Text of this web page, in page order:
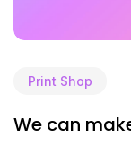
Print Shop
We can